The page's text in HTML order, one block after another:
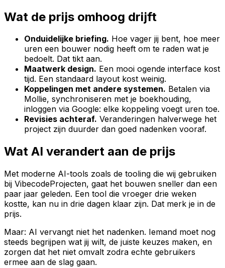
Wat de prijs omhoog drijft
Onduidelijke briefing. Hoe vager jij bent, hoe meer
uren een bouwer nodig heeft om te raden wat je
bedoelt. Dat tikt aan.
Maatwerk design. Een mooi ogende interface kost
tijd. Een standaard layout kost weinig.
Koppelingen met andere systemen. Betalen via
Mollie, synchroniseren met je boekhouding,
inloggen via Google: elke koppeling voegt uren toe.
Revisies achteraf. Veranderingen halverwege het
project zijn duurder dan goed nadenken vooraf.
Wat AI verandert aan de prijs
Met moderne AI-tools zoals de tooling die wij gebruiken
bij VibecodeProjecten, gaat het bouwen sneller dan een
paar jaar geleden. Een tool die vroeger drie weken
kostte, kan nu in drie dagen klaar zijn. Dat merk je in de
prijs.
Maar: AI vervangt niet het nadenken. Iemand moet nog
steeds begrijpen wat jij wilt, de juiste keuzes maken, en
zorgen dat het niet omvalt zodra echte gebruikers
ermee aan de slag gaan.